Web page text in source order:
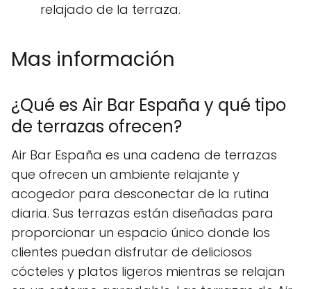
relajado de la terraza.
Mas información
¿Qué es Air Bar España y qué tipo
de terrazas ofrecen?
Air Bar España es una cadena de terrazas
que ofrecen un ambiente relajante y
acogedor para desconectar de la rutina
diaria. Sus terrazas están diseñadas para
proporcionar un espacio único donde los
clientes puedan disfrutar de deliciosos
cócteles y platos ligeros mientras se relajan